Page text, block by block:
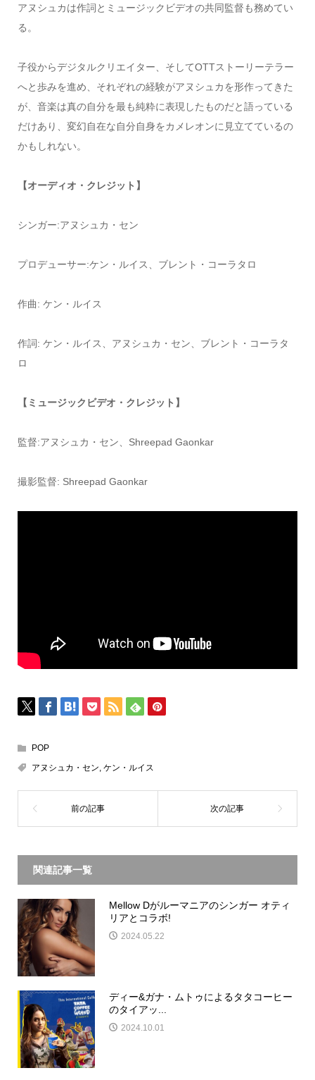
アヌシュカは作詞とミュージックビデオの共同監督も務めてい
る。
子役からデジタルクリエイター、そしてOTTストーリーテラー
へと歩みを進め、それぞれの経験がアヌシュカを形作ってきた
が、音楽は真の自分を最も純粋に表現したものだと語っている
だけあり、変幻自在な自分自身をカメレオンに見立てているの
かもしれない。
【オーディオ・クレジット】
シンガー:アヌシュカ・セン
プロデューサー:ケン・ルイス、ブレント・コーラタロ
作曲: ケン・ルイス
作詞: ケン・ルイス、アヌシュカ・セン、ブレント・コーラタ
ロ
【ミュージックビデオ・クレジット】
監督:アヌシュカ・セン、Shreepad Gaonkar
撮影監督: Shreepad Gaonkar
POP
アヌシュカ・セン, ケン・ルイス
関連記事一覧
Mellow Dがルーマニアのシンガー オティ
リアとコラボ!
2024.05.22
ディー&ガナ・ムトゥによるタタコーヒー
のタイアッ...
2024.10.01